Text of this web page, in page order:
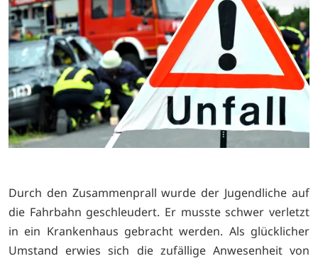
Durch den Zusammenprall wurde der Jugendliche auf
die Fahrbahn geschleudert. Er musste schwer verletzt
in ein Krankenhaus gebracht werden. Als glücklicher
Umstand erwies sich die zufällige Anwesenheit von